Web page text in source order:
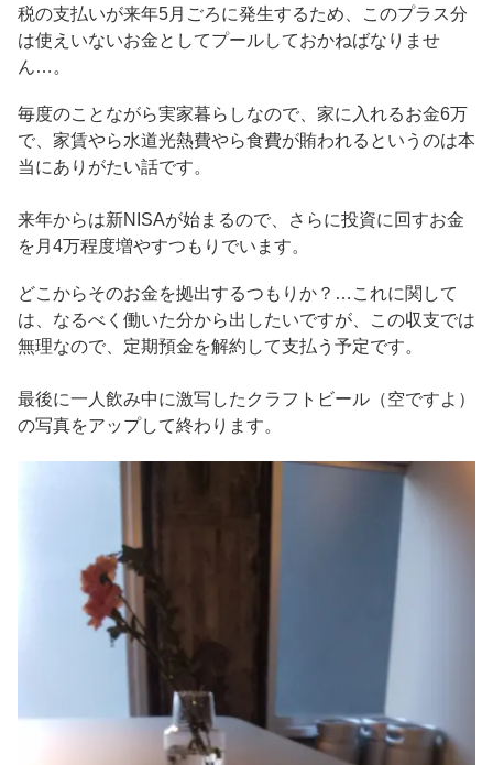
税の支払いが来年5月ごろに発生するため、このプラス分
は使えいないお金としてプールしておかねばなりませ
ん…。
毎度のことながら実家暮らしなので、家に入れるお金6万
で、家賃やら水道光熱費やら食費が賄われるというのは本
当にありがたい話です。
来年からは新NISAが始まるので、さらに投資に回すお金
を月4万程度増やすつもりでいます。
どこからそのお金を拠出するつもりか？…これに関して
は、なるべく働いた分から出したいですが、この収支では
無理なので、定期預金を解約して支払う予定です。
最後に一人飲み中に激写したクラフトビール（空ですよ）
の写真をアップして終わります。